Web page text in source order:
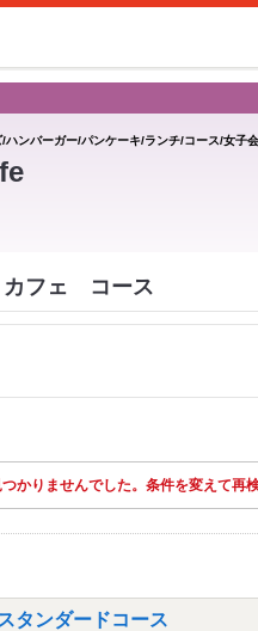
ンバーガー/パンケーキ/ランチ/コース/女子会
カフェ コース
かりませんでした。条件を変えて再
タンダードコース